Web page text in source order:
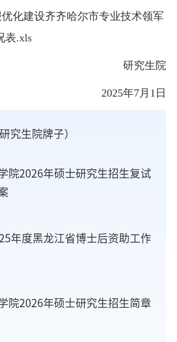
化建设齐齐哈尔市专业技术领军
表.xls
研究生院
2025年7月1日
究生院牌子）
院2026年硕士研究生招生复试
年度黑龙江省博士后资助工作
院2026年硕士研究生招生简章